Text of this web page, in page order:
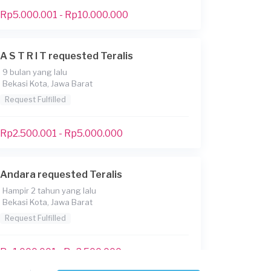
Rp5.000.001 - Rp10.000.000
A S T R I T requested Teralis
9 bulan yang lalu
Bekasi Kota, Jawa Barat
Request Fulfilled
Rp2.500.001 - Rp5.000.000
Andara requested Teralis
Hampir 2 tahun yang lalu
Bekasi Kota, Jawa Barat
Request Fulfilled
Rp1.000.001 - Rp2.500.000